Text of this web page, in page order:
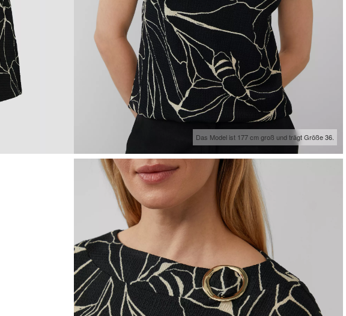
Das Model ist 177 cm groß und trägt Größe 36.